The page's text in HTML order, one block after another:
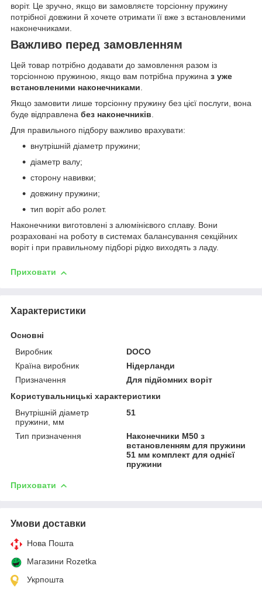
воріт. Це зручно, якщо ви замовляєте торсіонну пружину
потрібної довжини й хочете отримати її вже з встановленими
наконечниками.
Важливо перед замовленням
Цей товар потрібно додавати до замовлення разом із
торсіонною пружиною, якщо вам потрібна пружина з уже
встановленими наконечниками.
Якщо замовити лише торсіонну пружину без цієї послуги, вона
буде відправлена без наконечників.
Для правильного підбору важливо врахувати:
внутрішній діаметр пружини;
діаметр валу;
сторону навивки;
довжину пружини;
тип воріт або ролет.
Наконечники виготовлені з алюмінієвого сплаву. Вони
розраховані на роботу в системах балансування секційних
воріт і при правильному підборі рідко виходять з ладу.
Приховати
Характеристики
Основні
Виробник
DOCO
Країна виробник
Нідерланди
Призначення
Для підйомних воріт
Користувальницькі характеристики
Внутрішній діаметр
пружини, мм
51
Тип призначення
Наконечники M50 з
встановленням для пружини
51 мм комплект для однієї
пружини
Приховати
Умови доставки
Нова Пошта
Магазини Rozetka
Укрпошта